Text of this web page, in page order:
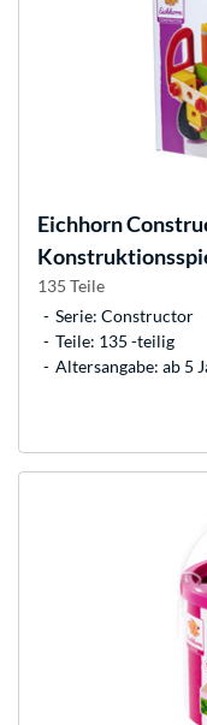
Eichhorn
135 Teile
Serie: Constructor
Teile: 135 -teilig
Altersangabe: ab 5